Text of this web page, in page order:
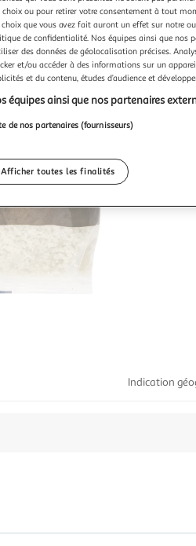
Indication
choix ou pour retirer votre consentement à tout
choix que vous avez fait auront un effet sur notre
de confidentialité. Nos équipes ainsi que nos
des données de géolocalisation précises.
et/ou accéder à des informations sur un
et du contenu, études d’audience et
équipes ainsi que nos partenaires
de nos partenaires (fournisseurs)
Afficher toutes les finalités